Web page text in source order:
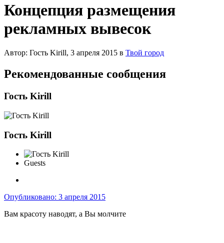
Концепция размещения
рекламных вывесок
Автор: Гость Kirill, 3 апреля 2015 в Твой город
Рекомендованные сообщения
Гость Kirill
Гость Kirill
Guests
Опубликовано: 3 апреля 2015
Вам красоту наводят, а Вы молчите